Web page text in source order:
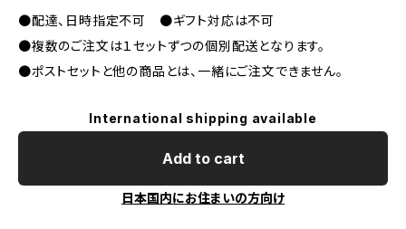
●配達、日時指定不可 ●ギフト対応は不可
●複数のご注文は１セットずつの個別配送となります。
●ポストセットと他の商品とは、一緒にご注文できません。
International shipping available
Add to cart
日本国内にお住まいの方向け